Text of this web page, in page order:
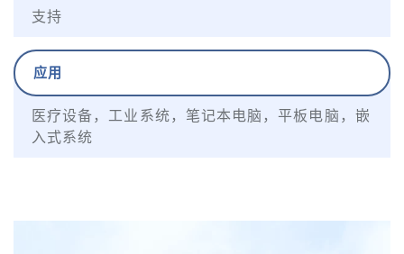
支持
应用
医疗设备，工业系统，笔记本电脑，平板电脑，嵌
入式系统